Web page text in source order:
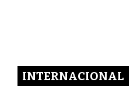
INTERNACIONAL